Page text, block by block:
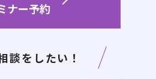
ナー予約
談をしたい！